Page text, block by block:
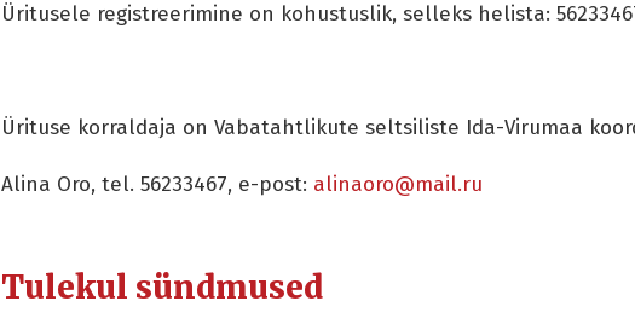
Üritusele registreerimine on kohustuslik, selleks helista:
Ürituse korraldaja on Vabatahtlikute seltsiliste Ida-Virumaa
Alina Oro, tel. 56233467, e-post: alinaoro@mail.ru
Tulekul sündmused